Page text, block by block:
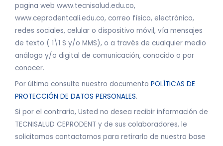
pagina web www.tecnisalud.edu.co,
www.ceprodentcali.edu.co, correo físico, electrónico,
redes sociales, celular o dispositivo móvil, vía mensajes
de texto ( 1\1 S y/o MMS), o a través de cualquier medio
análogo y/o digital de comunicación, conocido o por
conocer.
Por último consulte nuestro documento POLÍTICAS DE
PROTECCIÓN DE DATOS PERSONALES.
Si por el contrario, Usted no desea recibir información de
TECNISALUD CEPRODENT y de sus colaboradores, le
solicitamos contactarnos para retirarlo de nuestra base